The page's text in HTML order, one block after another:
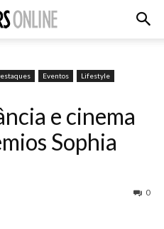
Eventos
Lifestyle
e cinema
Sophia
0